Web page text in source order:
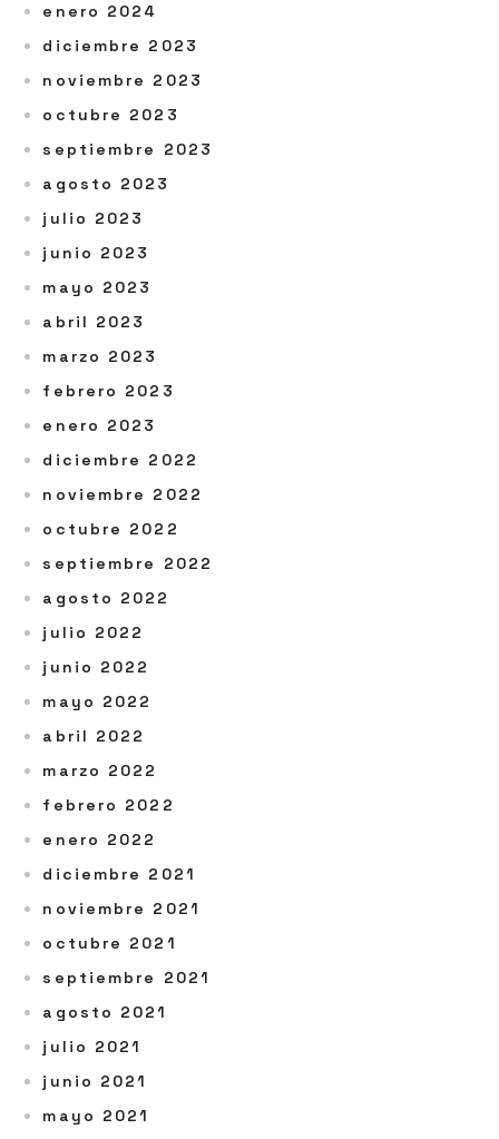
enero 2024
diciembre 2023
noviembre 2023
octubre 2023
septiembre 2023
agosto 2023
julio 2023
junio 2023
mayo 2023
abril 2023
marzo 2023
febrero 2023
enero 2023
diciembre 2022
noviembre 2022
octubre 2022
septiembre 2022
agosto 2022
julio 2022
junio 2022
mayo 2022
abril 2022
marzo 2022
febrero 2022
enero 2022
diciembre 2021
noviembre 2021
octubre 2021
septiembre 2021
agosto 2021
julio 2021
junio 2021
mayo 2021